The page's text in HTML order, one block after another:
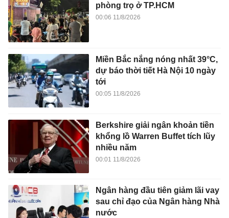
phòng trọ ở TP.HCM
00:06 11/8/2026
Miền Bắc nắng nóng nhất 39°C,
dự báo thời tiết Hà Nội 10 ngày
tới
00:05 11/8/2026
Berkshire giải ngân khoản tiền
khổng lồ Warren Buffet tích lũy
nhiều năm
00:01 11/8/2026
Ngân hàng đầu tiên giảm lãi vay
sau chỉ đạo của Ngân hàng Nhà
nước